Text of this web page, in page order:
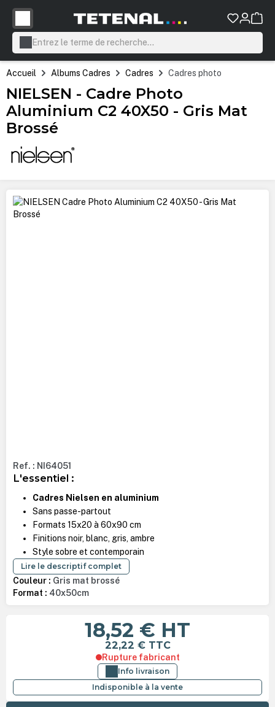
principal
Accueil Albums Cadres Cadres Cadres photo
NIELSEN - Cadre Photo
Aluminium C2 40X50 - Gris Mat
Brossé
Ignorer la galerie d'images
Ref. : NI64051
L'essentiel :
Cadres Nielsen en aluminium
Sans passe-partout
Formats 15x20 à 60x90 cm
Finitions noir, blanc, gris, ambre
Style sobre et contemporain
Lire le descriptif complet
Couleur : Gris mat brossé
Format : 40x50cm
18,52 € HT
22,22 € TTC
Rupture fabricant
Info livraison
Indisponible à la vente